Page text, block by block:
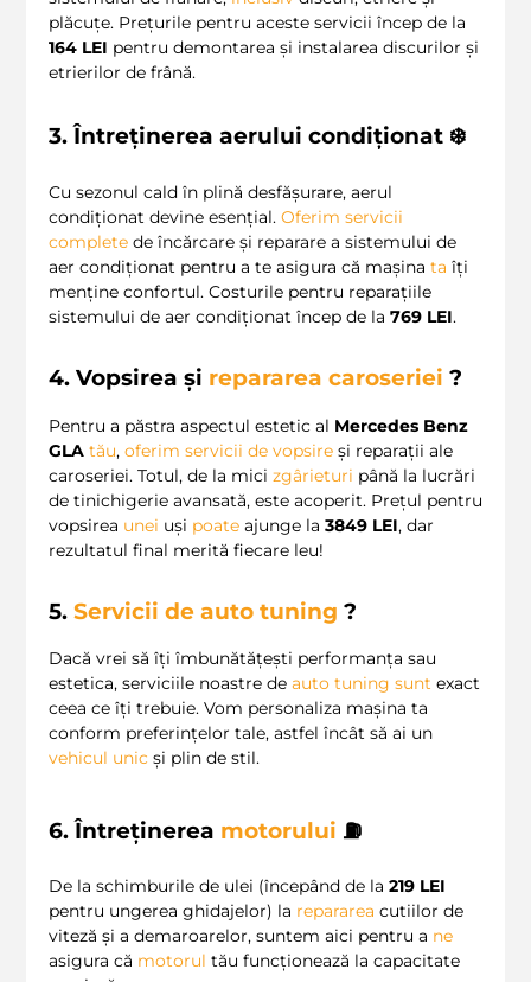
plăcuțe. Prețurile pentru aceste servicii încep de la
164 LEI pentru demontarea și instalarea discurilor și
etrierilor de frână.
3. Întreținerea aerului condiționat ❄️
Cu sezonul cald în plină desfășurare, aerul
condiționat devine esențial. Oferim servicii
complete de încărcare și reparare a sistemului de
aer condiționat pentru a te asigura că mașina ta îți
menține confortul. Costurile pentru reparațiile
sistemului de aer condiționat încep de la 769 LEI.
4. Vopsirea și repararea caroseriei ?
Pentru a păstra aspectul estetic al Mercedes Benz
GLA tău, oferim servicii de vopsire și reparații ale
caroseriei. Totul, de la mici zgârieturi până la lucrări
de tinichigerie avansată, este acoperit. Prețul pentru
vopsirea unei uși poate ajunge la 3849 LEI, dar
rezultatul final merită fiecare leu!
5. Servicii de auto tuning ?
Dacă vrei să îți îmbunătățești performanța sau
estetica, serviciile noastre de auto tuning sunt exact
ceea ce îți trebuie. Vom personaliza mașina ta
conform preferințelor tale, astfel încât să ai un
vehicul unic și plin de stil.
6. Întreținerea motorului ⛽
De la schimburile de ulei (începând de la 219 LEI
pentru ungerea ghidajelor) la repararea cutiilor de
viteză și a demaroarelor, suntem aici pentru a ne
asigura că motorul tău funcționează la capacitate